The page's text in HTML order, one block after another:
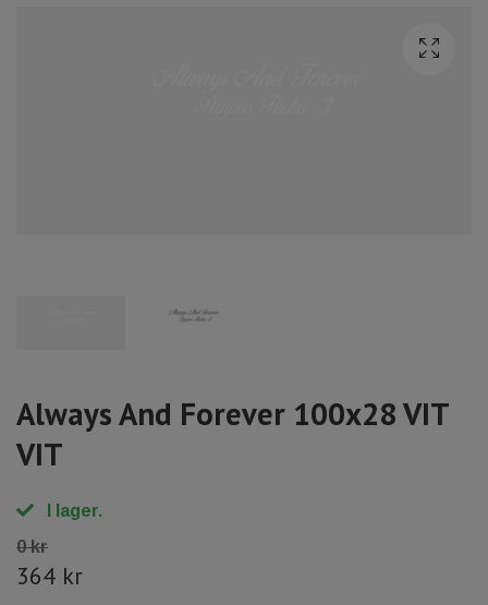
Always And Forever 100x28 VIT
VIT
I lager.
0 kr
364 kr